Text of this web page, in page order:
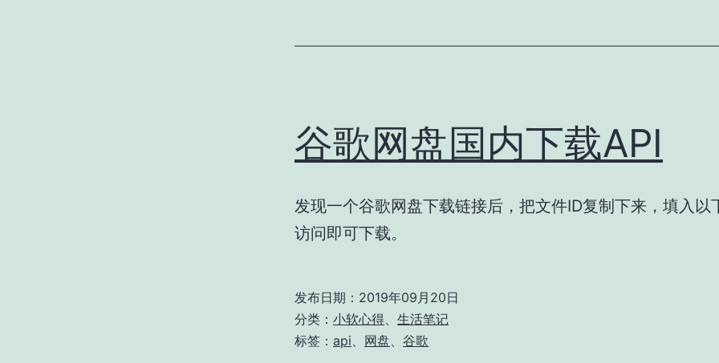
谷歌网盘国内下载API
发现一个谷歌网盘下载链接后，把文件ID复制下来，填入以
访问即可下载。
发布日期： 2019年09月20日
分类： 小软心得、 生活笔记
标签： api、 网盘、 谷歌